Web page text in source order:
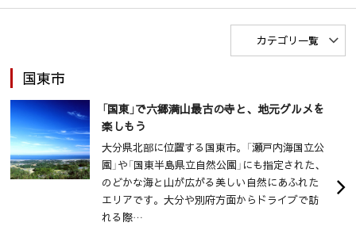
カテゴリ一覧
国東市
「国東」で六郷満山最古の寺と、地元グルメを
楽しもう
大分県北部に位置する国東市。「瀬戸内海国立公
園」や「国東半島県立自然公園」にも指定された、
のどかな海と山が広がる美しい自然にあふれた
エリアです。大分や別府方面からドライブで訪
れる際…